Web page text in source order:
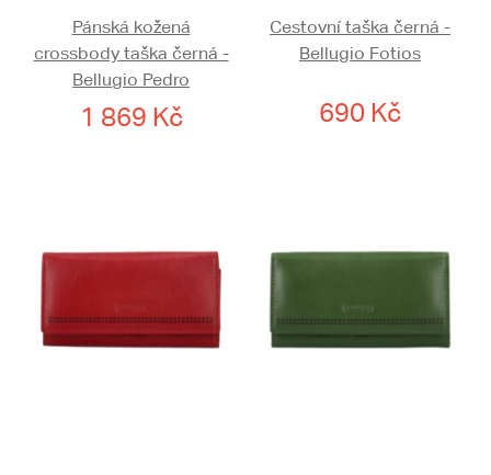
Pánská kožená
crossbody taška černá -
Bellugio Pedro
1 869 Kč
Cestovní taška černá -
Bellugio Fotios
690 Kč